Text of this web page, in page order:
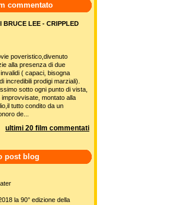
commentato
BRUCE LEE - CRIPPLED
poveristico,divenuto
alla presenza di due
( capaci, bisogna
incredibili prodigi marziali).
sotto ogni punto di vista,
improvvisate, montato alla
tutto condito da un
de...
ultimi 20 film commentati
post blog
la 90° edizione della